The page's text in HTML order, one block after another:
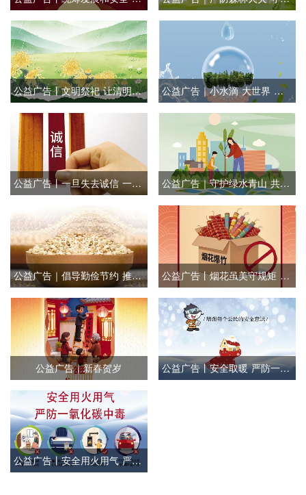
公益广告丨文明祭祀 让清明更“清明” 公益广告｜小水滴 大世界 节约用水从我做起
公益广告丨一旦失去诚信 一切都会坍塌 公益广告｜守护绿水青山 共建生态家园
公益广告｜倡导勤俭节约 推进移风易俗 公益广告丨烟花虽美守规矩 平安过节更如意
公益广告｜新春贺岁 公益广告丨安全取暖 严防一氧化碳中毒
公益广告丨安全用火用气 严防一氧化碳中毒